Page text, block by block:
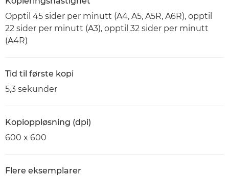
Opptil 45 sider per minutt (A4, A5, A5R, A6R), opptil
22 sider per minutt (A3), opptil 32 sider per minutt
(A4R)
Tid til første kopi
5,3 sekunder
Kopioppløsning (dpi)
600 x 600
Flere eksemplarer